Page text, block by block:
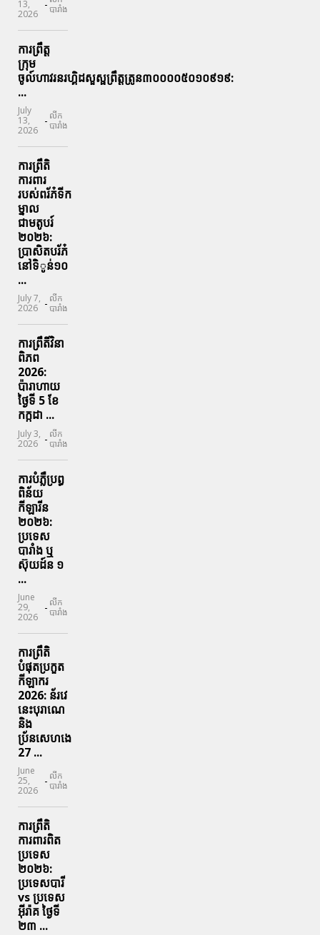
13,
2026
-បារាំង
ការព្រឹត្ត
ក្រុម
ចូល៍ហាវរនរហ្គិដសួស្ផព្រឹត្តត្រូន៣០០០០៥០១០៩១៩:
...
July
13,
2026
- លីក
បារាំង
ការព្រឹតិ
ការពារ
របស់ពរ័ភ៎ទីក
ម្នាល
ជាមតូបរ៍
២០២៦:
ប្រាសិតបរ័ភ៎
នៅទិូន់១០
...
July 7,
2026 - លីក
បារាំង
ការព្រឹតិ៍វិនា
ពិភព
2026:
ប៉ារាហាយ
ថ្ងៃទី 5 ខែ
កក្កដា ...
July 3,
2026 - លីក
បារាំង
ការបំភ្លឺប្រព្ធ​
ពិន័យ​
កីឡារីន​
២០២៦:
ប្រទេស​
បារាំង​ ឬ​
ស៊ុយដ៍ន​ ១
...
June
29,
2026
- លីក
បារាំង
ការព្រឹតិ
បំផុតប្រកួត
កីឡាករ
2026: ន័រវេ
នេះបុរាណេ
និង
ប្រ័នសេហងេ
27 ...
June
25,
2026
- លីក
បារាំង
ការព្រឹតិ
ការពារ​ពិត
ប្រទេស
២០២៦:
ប្រទេសបារី
vs ប្រទេស
អ៊ីរ៉ាគ ថ្ងៃទី​
២៣ ...